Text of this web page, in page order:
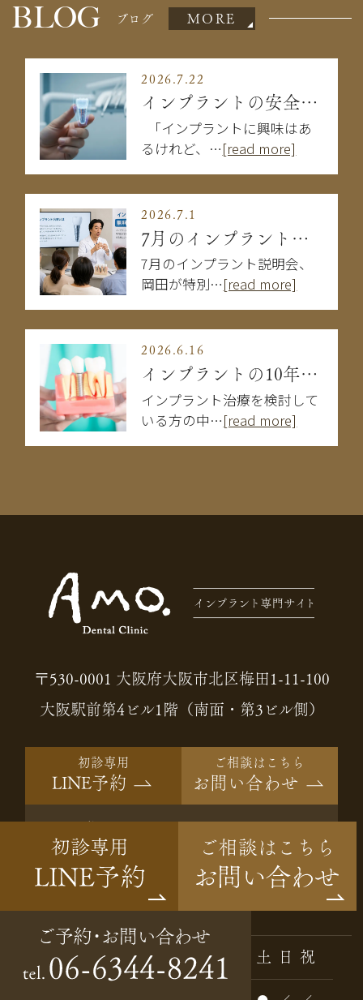
BLOG ブログ MORE
2026.7.22
インプラントの安全性は大丈夫？失敗を防ぐために知るべきこと
「インプラントに興味はあ
るけれど、…[read more]
2026.7.1
7月のインプラント説明会
7月のインプラント説明会、
岡田が特別…[read more]
2026.6.16
インプラントの10年後はどうなる？長持ちする人・しない人の違い
インプラント治療を検討して
いる方の中…[read more]
〒530-0001 大阪府大阪市北区梅田1-11-100
大阪駅前第4ビル1階（南面・第3ビル側）
初診専用
LINE予約
ご相談はこちら
お問い合わせ
お問い合わせ
06-6344-8241
Instagram
診療時間 月 火 水 木 土 日 祝